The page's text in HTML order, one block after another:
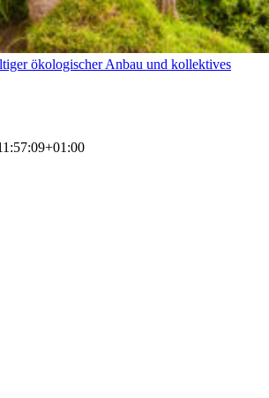
ökologischer Anbau und kollektives